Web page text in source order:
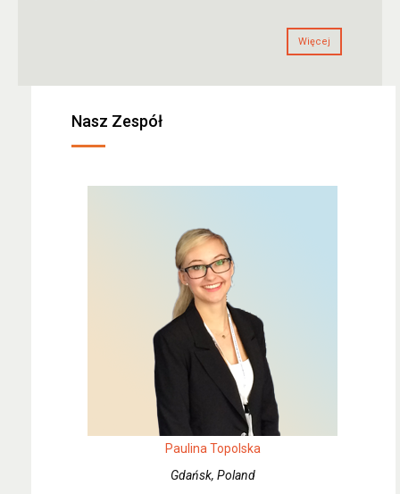
Więcej
Nasz Zespół
Paulina Topolska
Gdańsk, Poland